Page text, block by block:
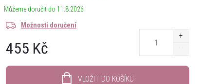
11.8.2026
Možnosti doručení
455 Kč
VLOŽIT DO KOŠÍKU